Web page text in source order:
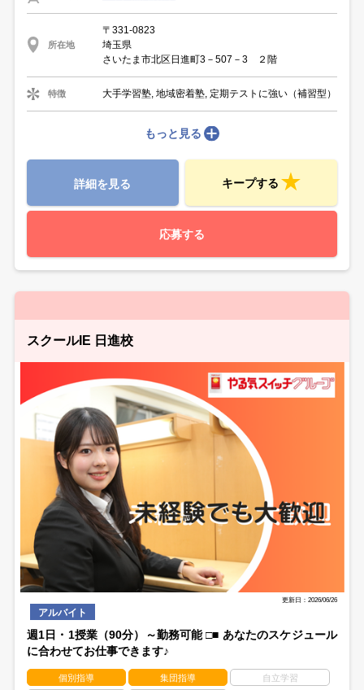
所在地
〒331-0823
埼玉県
さいたま市北区日進町3－507－3 ２階
特徴 大手学習塾, 地域密着塾, 定期テストに強い（補習型）
もっと見る
詳細を見る キープする
応募する
スクールIE 日進校
更新日：2026/06/26
アルバイト
週1日・1授業（90分）～勤務可能 □■ あなたのスケジュール
に合わせてお仕事できます♪
個別指導 集団指導 自立学習